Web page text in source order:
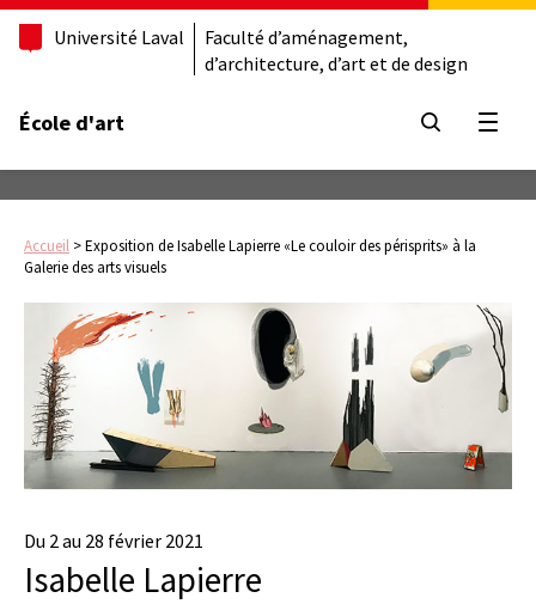
Université Laval
Faculté d’aménagement,
d’architecture, d’art et de design
École d'art
Accueil >Exposition de Isabelle Lapierre «Le couloir des périsprits» à la
Galerie des arts visuels
Du 2 au 28 février 2021
Isabelle Lapierre